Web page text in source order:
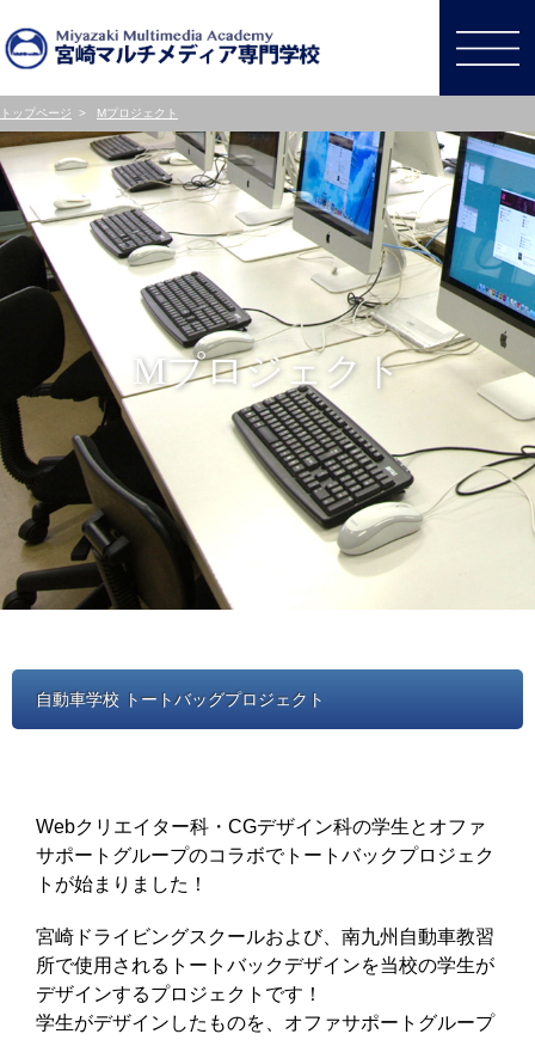
トップページ > Mプロジェクト
Mプロジェクト
自動車学校 トートバッグプロジェクト
Webクリエイター科・CGデザイン科の学生とオファ
サポートグループのコラボでトートバックプロジェク
トが始まりました！
宮崎ドライビングスクールおよび、南九州自動車教習
所で使用されるトートバックデザインを当校の学生が
デザインするプロジェクトです！
学生がデザインしたものを、オファサポートグループ